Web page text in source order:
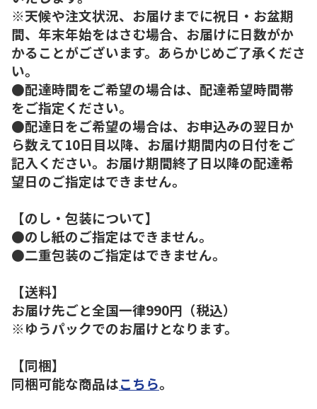
※天候や注文状況、お届けまでに祝日・お盆期
間、年末年始をはさむ場合、お届けに日数がか
かることがございます。あらかじめご了承くださ
い。
●配達時間をご希望の場合は、配達希望時間帯
をご指定ください。
●配達日をご希望の場合は、お申込みの翌日か
ら数えて10日目以降、お届け期間内の日付をご
記入ください。お届け期間終了日以降の配達希
望日のご指定はできません。
【のし・包装について】
●のし紙のご指定はできません。
●二重包装のご指定はできません。
【送料】
お届け先ごと全国一律990円（税込）
※ゆうパックでのお届けとなります。
【同梱】
同梱可能な商品はこちら。